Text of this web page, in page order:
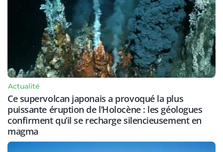
Actualité
Ce supervolcan japonais a provoqué la plus
puissante éruption de l’Holocène : les géologues
confirment qu’il se recharge silencieusement en
magma